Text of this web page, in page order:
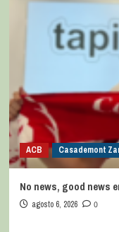
ACB Casademont
No news, good news
agosto 6, 2026 0